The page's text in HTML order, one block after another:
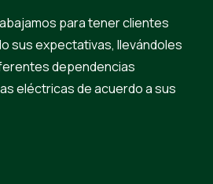
para tener clientes
sus expectativas, llevándoles
dependencias
eléctricas de acuerdo a sus